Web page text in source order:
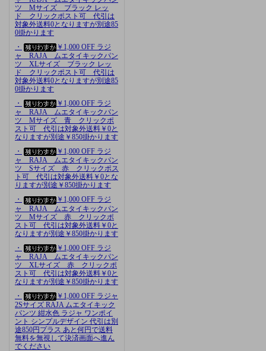
ツ Mサイズ ブラック レッ
ド クリックポスト可 代引は
対象外送料0となりますが別途85
0掛かります
・
￥1,000 OFF ラジ
ャ RAJA ムエタイキックパン
ツ XLサイズ ブラック レッ
ド クリックポスト可 代引は
対象外送料0となりますが別途85
0掛かります
・
￥1,000 OFF ラジ
ャ RAJA ムエタイキックパン
ツ Mサイズ 青 クリックポ
スト可 代引は対象外送料￥0と
なりますが別途￥850掛かります
・
￥1,000 OFF ラジ
ャ RAJA ムエタイキックパン
ツ Sサイズ 赤 クリックポス
ト可 代引は対象外送料￥0とな
りますが別途￥850掛かります
・
￥1,000 OFF ラジ
ャ RAJA ムエタイキックパン
ツ Mサイズ 赤 クリックポ
スト可 代引は対象外送料￥0と
なりますが別途￥850掛かります
・
￥1,000 OFF ラジ
ャ RAJA ムエタイキックパン
ツ XLサイズ 赤 クリックポ
スト可 代引は対象外送料￥0と
なりますが別途￥850掛かります
・
￥1,000 OFF ラジャ
2Sサイズ RAJA ムエタイキック
パンツ 紺水色 ラジャ ワンポイ
ント シンプルデザイン 代引は別
途850円プラス あと何円で送料
無料を無視して決済画面へ進ん
でください